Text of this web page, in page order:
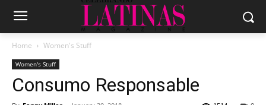
Home Women's Stuff
Women's Stuff
Consumo Responsable